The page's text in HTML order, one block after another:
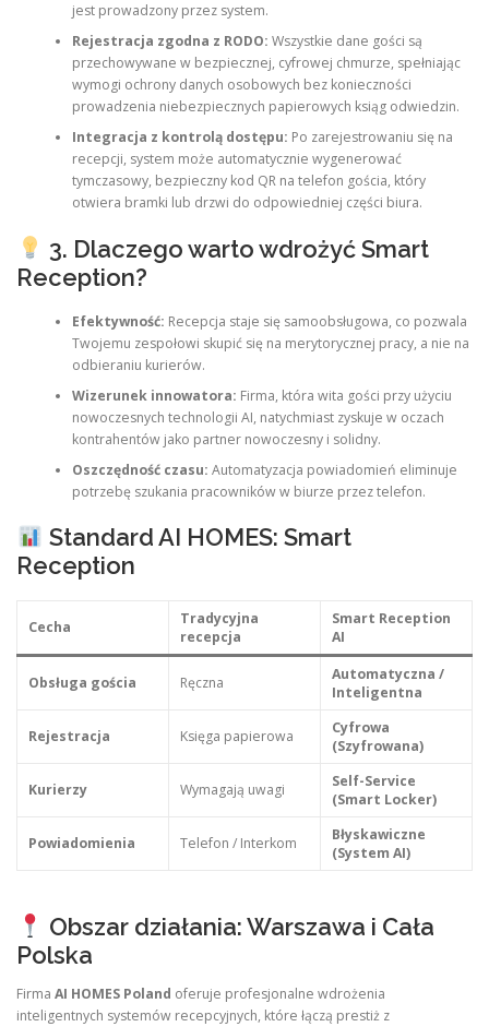
jest prowadzony przez system.
Rejestracja zgodna z RODO: Wszystkie dane gości są
przechowywane w bezpiecznej, cyfrowej chmurze, spełniając
wymogi ochrony danych osobowych bez konieczności
prowadzenia niebezpiecznych papierowych ksiąg odwiedzin.
Integracja z kontrolą dostępu: Po zarejestrowaniu się na
recepcji, system może automatycznie wygenerować
tymczasowy, bezpieczny kod QR na telefon gościa, który
otwiera bramki lub drzwi do odpowiedniej części biura.
3. Dlaczego warto wdrożyć Smart
Reception?
Efektywność: Recepcja staje się samoobsługowa, co pozwala
Twojemu zespołowi skupić się na merytorycznej pracy, a nie na
odbieraniu kurierów.
Wizerunek innowatora: Firma, która wita gości przy użyciu
nowoczesnych technologii AI, natychmiast zyskuje w oczach
kontrahentów jako partner nowoczesny i solidny.
Oszczędność czasu: Automatyzacja powiadomień eliminuje
potrzebę szukania pracowników w biurze przez telefon.
Standard AI HOMES: Smart
Reception
Cecha
Tradycyjna
recepcja
Smart Reception
AI
Obsługa gościa Ręczna
Automatyczna /
Inteligentna
Rejestracja Księga papierowa
Cyfrowa
(Szyfrowana)
Kurierzy Wymagają uwagi
Self-Service
(Smart Locker)
Powiadomienia Telefon / Interkom
Błyskawiczne
(System AI)
Obszar działania: Warszawa i Cała
Polska
Firma AI HOMES Poland oferuje profesjonalne wdrożenia
inteligentnych systemów recepcyjnych, które łączą prestiż z